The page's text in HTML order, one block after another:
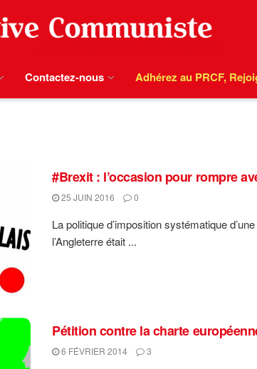
Contactez-nous Adhérez au PRCF,
#Brexit : l’occasion pour rompre
25 JUIN 2016 0
La politique d’imposition systématique
l’Angleterre était ...
Pétition contre la charte
6 FÉVRIER 2014 3